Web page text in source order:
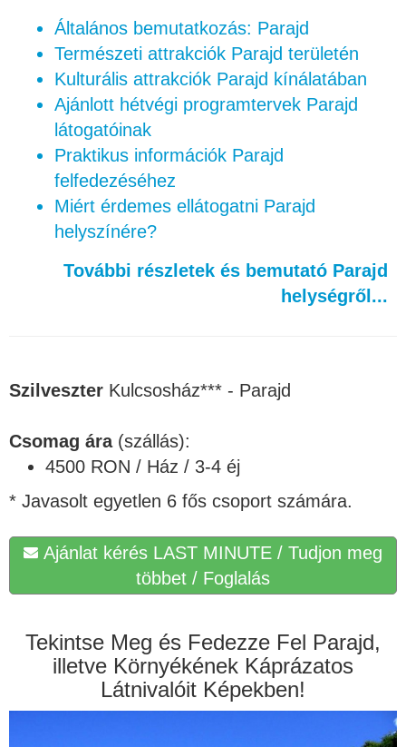
Általános bemutatkozás: Parajd
Természeti attrakciók Parajd területén
Kulturális attrakciók Parajd kínálatában
Ajánlott hétvégi programtervek Parajd
látogatóinak
Praktikus információk Parajd
felfedezéséhez
Miért érdemes ellátogatni Parajd
helyszínére?
További részletek és bemutató Parajd
helységről...
Szilveszter Kulcsosház*** - Parajd
Csomag ára(szállás):
4500 RON / Ház / 3-4 éj
* Javasolt egyetlen 6 fős csoport számára.
Ajánlat kérés LAST MINUTE / Tudjon meg
többet / Foglalás
Tekintse Meg és Fedezze Fel Parajd,
illetve Környékének Káprázatos
Látnivalóit Képekben!